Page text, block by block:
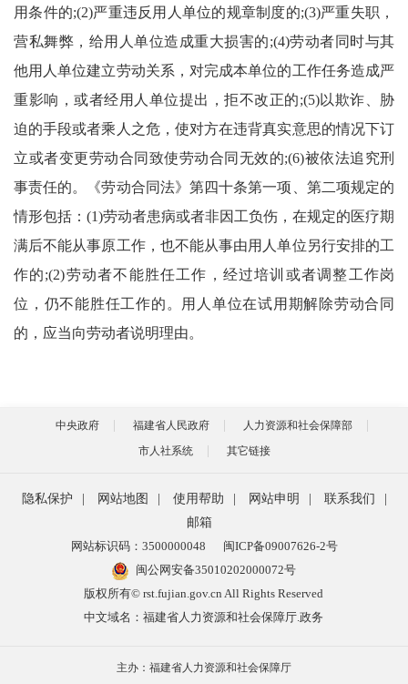
用条件的;(2)严重违反用人单位的规章制度的;(3)严重失职，
营私舞弊，给用人单位造成重大损害的;(4)劳动者同时与其
他用人单位建立劳动关系，对完成本单位的工作任务造成严
重影响，或者经用人单位提出，拒不改正的;(5)以欺诈、胁
迫的手段或者乘人之危，使对方在违背真实意思的情况下订
立或者变更劳动合同致使劳动合同无效的;(6)被依法追究刑
事责任的。《劳动合同法》第四十条第一项、第二项规定的
情形包括：(1)劳动者患病或者非因工负伤，在规定的医疗期
满后不能从事原工作，也不能从事由用人单位另行安排的工
作的;(2)劳动者不能胜任工作，经过培训或者调整工作岗
位，仍不能胜任工作的。用人单位在试用期解除劳动合同
的，应当向劳动者说明理由。
中央政府 福建省人民政府
人力资源和社会保障部
市人社系统
其它链接
隐私保护 网站地图 使用帮助 网站申明 联系我们
邮箱
网站标识码：3500000048
闽ICP备09007626-2号
闽公网安备35010202000072号
版权所有© rst.fujian.gov.cn All Rights Reserved
中文域名：福建省人力资源和社会保障厅.政务
主办：福建省人力资源和社会保障厅